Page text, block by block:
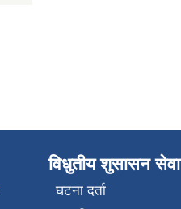
विधुतीय शुसासन सेवा
घटना दर्ता